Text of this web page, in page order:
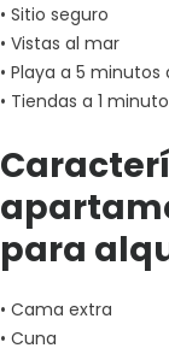
• Sitio seguro
• Vistas al mar
• Playa a 5 minutos
• Tiendas a 1
para
• Cama extra
• Cuna